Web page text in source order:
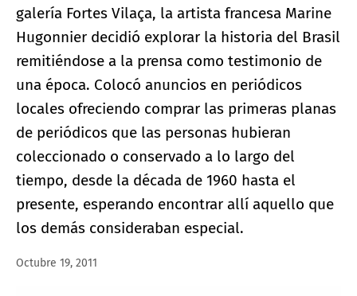
galería Fortes Vilaça, la artista francesa Marine
Hugonnier decidió explorar la historia del Brasil
remitiéndose a la prensa como testimonio de
una época. Colocó anuncios en periódicos
locales ofreciendo comprar las primeras planas
de periódicos que las personas hubieran
coleccionado o conservado a lo largo del
tiempo, desde la década de 1960 hasta el
presente, esperando encontrar allí aquello que
los demás consideraban especial.
Octubre 19, 2011